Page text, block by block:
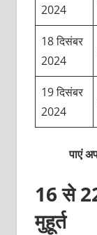
2024
18 दिसंबर
2024
19 दिसंबर
2024
पाएं
16 से
मुहूर्त